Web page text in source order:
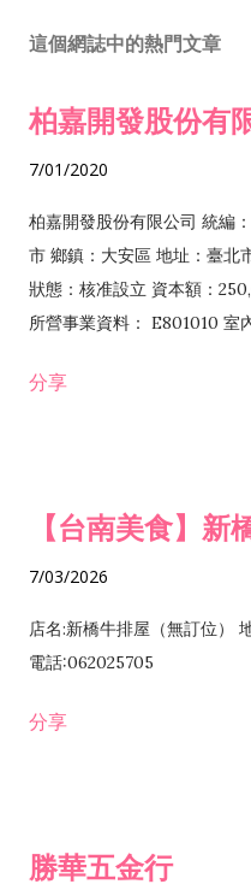
這個網誌中的熱門文章
柏嘉開發股份有
7/01/2020
柏嘉開發股份有限公司 統編
市 鄉鎮：大安區 地址：臺北
狀態：核准設立 資本額：
所營事業資料： E801010 室
發業 H703090 不動產買賣
分享
【台南美食】新
7/03/2026
店名:新橋牛排屋（無訂位）
電話:062025705
分享
勝華五金行